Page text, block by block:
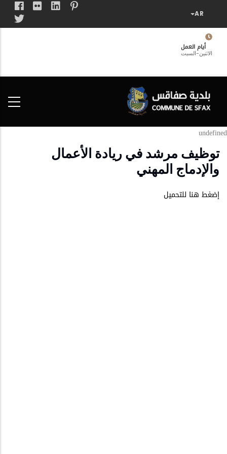
المحتوى
الرئيسيأيام العمل
الاثنين-السبت
undefined
توظيف مرشد في ريادة الأعمال
والإدماج المهني
إضغط هنا للتحميل